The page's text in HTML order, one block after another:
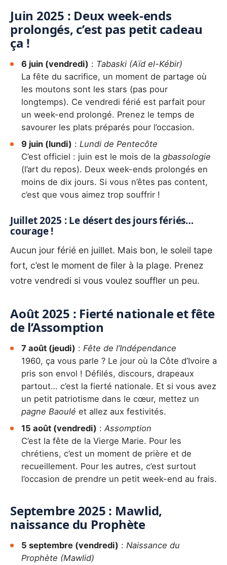
Juin 2025 : Deux week-ends
prolongés, c’est pas petit cadeau
ça !
6 juin (vendredi) : Tabaski (Aïd el-Kébir)
La fête du sacrifice, un moment de partage où
les moutons sont les stars (pas pour
longtemps). Ce vendredi férié est parfait pour
un week-end prolongé. Prenez le temps de
savourer les plats préparés pour l’occasion.
9 juin (lundi) : Lundi de Pentecôte
C’est officiel : juin est le mois de la gbassologie
(l’art du repos). Deux week-ends prolongés en
moins de dix jours. Si vous n’êtes pas content,
c’est que vous aimez trop souffrir !
Juillet 2025 : Le désert des jours fériés…
courage !
Aucun jour férié en juillet. Mais bon, le soleil tape
fort, c’est le moment de filer à la plage. Prenez
votre vendredi si vous voulez souffler un peu.
Août 2025 : Fierté nationale et fête
de l’Assomption
7 août (jeudi) : Fête de l’Indépendance
1960, ça vous parle ? Le jour où la Côte d’Ivoire a
pris son envol ! Défilés, discours, drapeaux
partout… c’est la fierté nationale. Et si vous avez
un petit patriotisme dans le cœur, mettez un
pagne Baoulé et allez aux festivités.
15 août (vendredi) : Assomption
C’est la fête de la Vierge Marie. Pour les
chrétiens, c’est un moment de prière et de
recueillement. Pour les autres, c’est surtout
l’occasion de prendre un petit week-end au frais.
Septembre 2025 : Mawlid,
naissance du Prophète
5 septembre (vendredi) : Naissance du
Prophète (Mawlid)